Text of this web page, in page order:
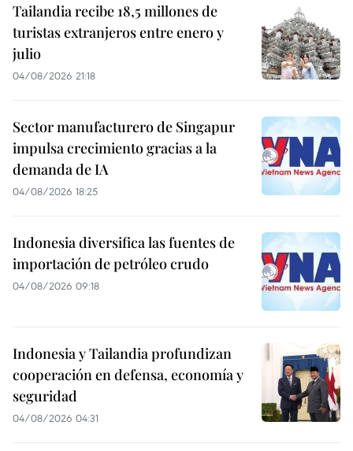
Tailandia recibe 18,5 millones de
turistas extranjeros entre enero y
julio
04/08/2026 21:18
Sector manufacturero de Singapur
impulsa crecimiento gracias a la
demanda de IA
04/08/2026 18:25
Indonesia diversifica las fuentes de
importación de petróleo crudo
04/08/2026 09:18
Indonesia y Tailandia profundizan
cooperación en defensa, economía y
seguridad
04/08/2026 04:31